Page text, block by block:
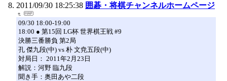
2011/09/30 18:25:38 囲碁・将棋チャンネルホームページ
09/30 18:00-19:00
18:00 ● 第15回 LG杯 世界棋王戦 #9
決勝三番勝負 第2局
孔 傑九段(中) vs 朴 文尭五段(中)
対局日： 2011年2月23日
解説：河野 臨九段
聞き手：奥田あや二段